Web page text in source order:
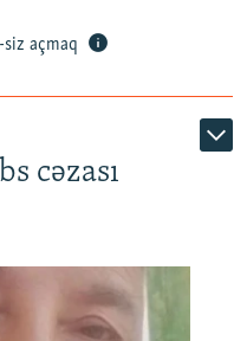
siz açmaq
cəzası